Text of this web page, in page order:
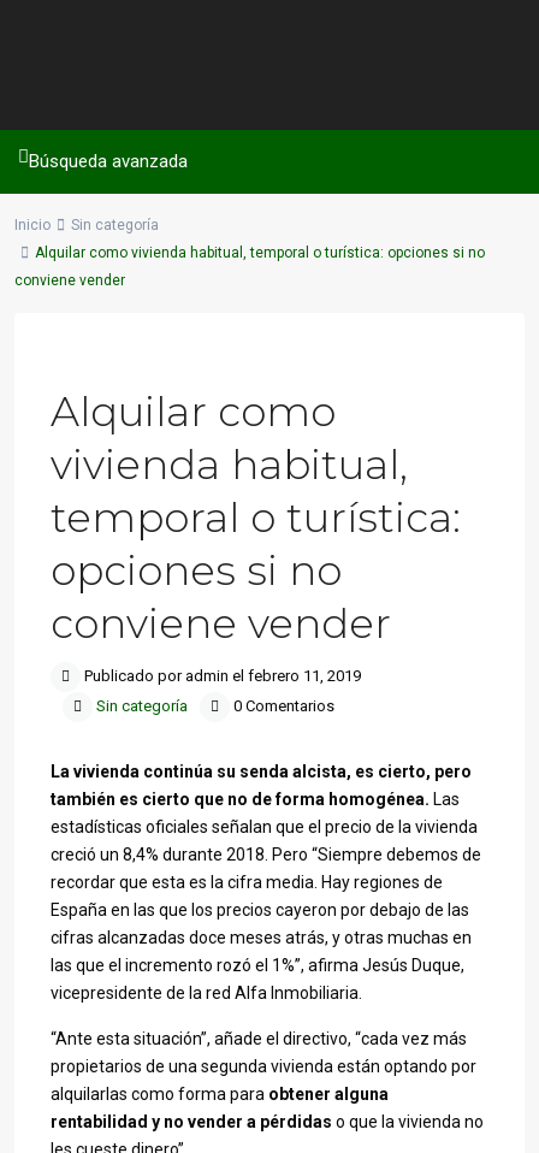
Búsqueda avanzada
Inicio
Sin categoría
Alquilar como vivienda habitual, temporal o turística: opciones si no
conviene vender
Alquilar como
vivienda habitual,
temporal o turística:
opciones si no
conviene vender
Publicado por admin el febrero 11, 2019
Sin categoría
0 Comentarios
La vivienda continúa su senda alcista, es cierto, pero
también es cierto que no de forma homogénea. Las
estadísticas oficiales señalan que el precio de la vivienda
creció un 8,4% durante 2018. Pero “Siempre debemos de
recordar que esta es la cifra media. Hay regiones de
España en las que los precios cayeron por debajo de las
cifras alcanzadas doce meses atrás, y otras muchas en
las que el incremento rozó el 1%”, afirma Jesús Duque,
vicepresidente de la red Alfa Inmobiliaria.
“Ante esta situación”, añade el directivo, “cada vez más
propietarios de una segunda vivienda están optando por
alquilarlas como forma para obtener alguna
rentabilidad y no vender a pérdidas o que la vivienda no